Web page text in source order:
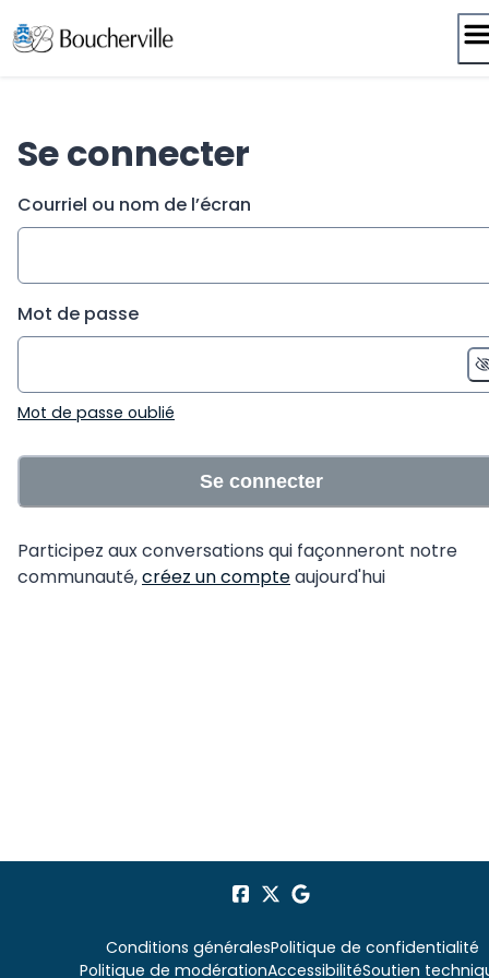
au
Se connecter
Courriel ou nom de l’écran
Mot de passe
Mot de passe oublié
Se connecter
Participez aux conversations qui façonneront notre
communauté,créez un compteaujourd'hui
Conditions généralesPolitique de confidentialité
Politique de modérationAccessibilitéSoutien